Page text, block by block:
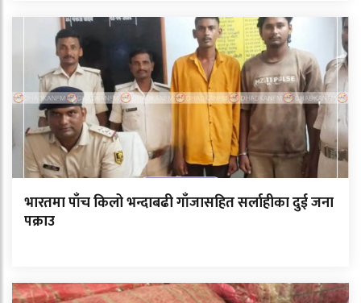
भारतमा पाँच किलो भन्दाबढी गाँजासहित सर्लाहीका दुई जना
पक्राउ